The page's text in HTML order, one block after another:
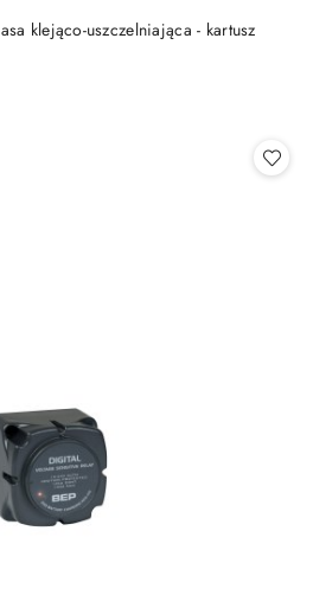
klejąco-uszczelniająca - kartusz